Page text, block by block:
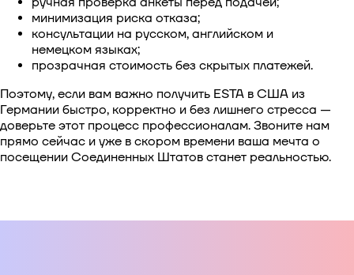
минимизация риска отказа;
консультации на русском, английском и
немецком языках;
прозрачная стоимость без скрытых платежей.
Поэтому, если вам важно получить ESTA в США из
Германии быстро, корректно и без лишнего стресса —
доверьте этот процесс профессионалам. Звоните нам
прямо сейчас и уже в скором времени ваша мечта о
посещении Соединенных Штатов станет реальностью.